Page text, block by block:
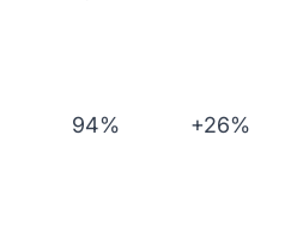
94% +26%